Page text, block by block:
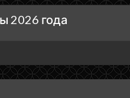
2026 года